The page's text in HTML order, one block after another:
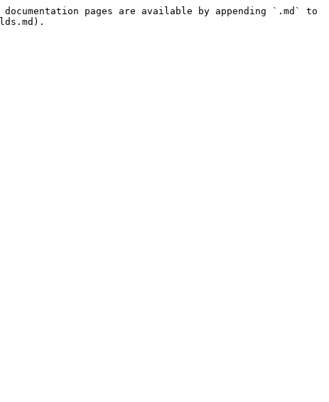
pages are available by appending `.md` to